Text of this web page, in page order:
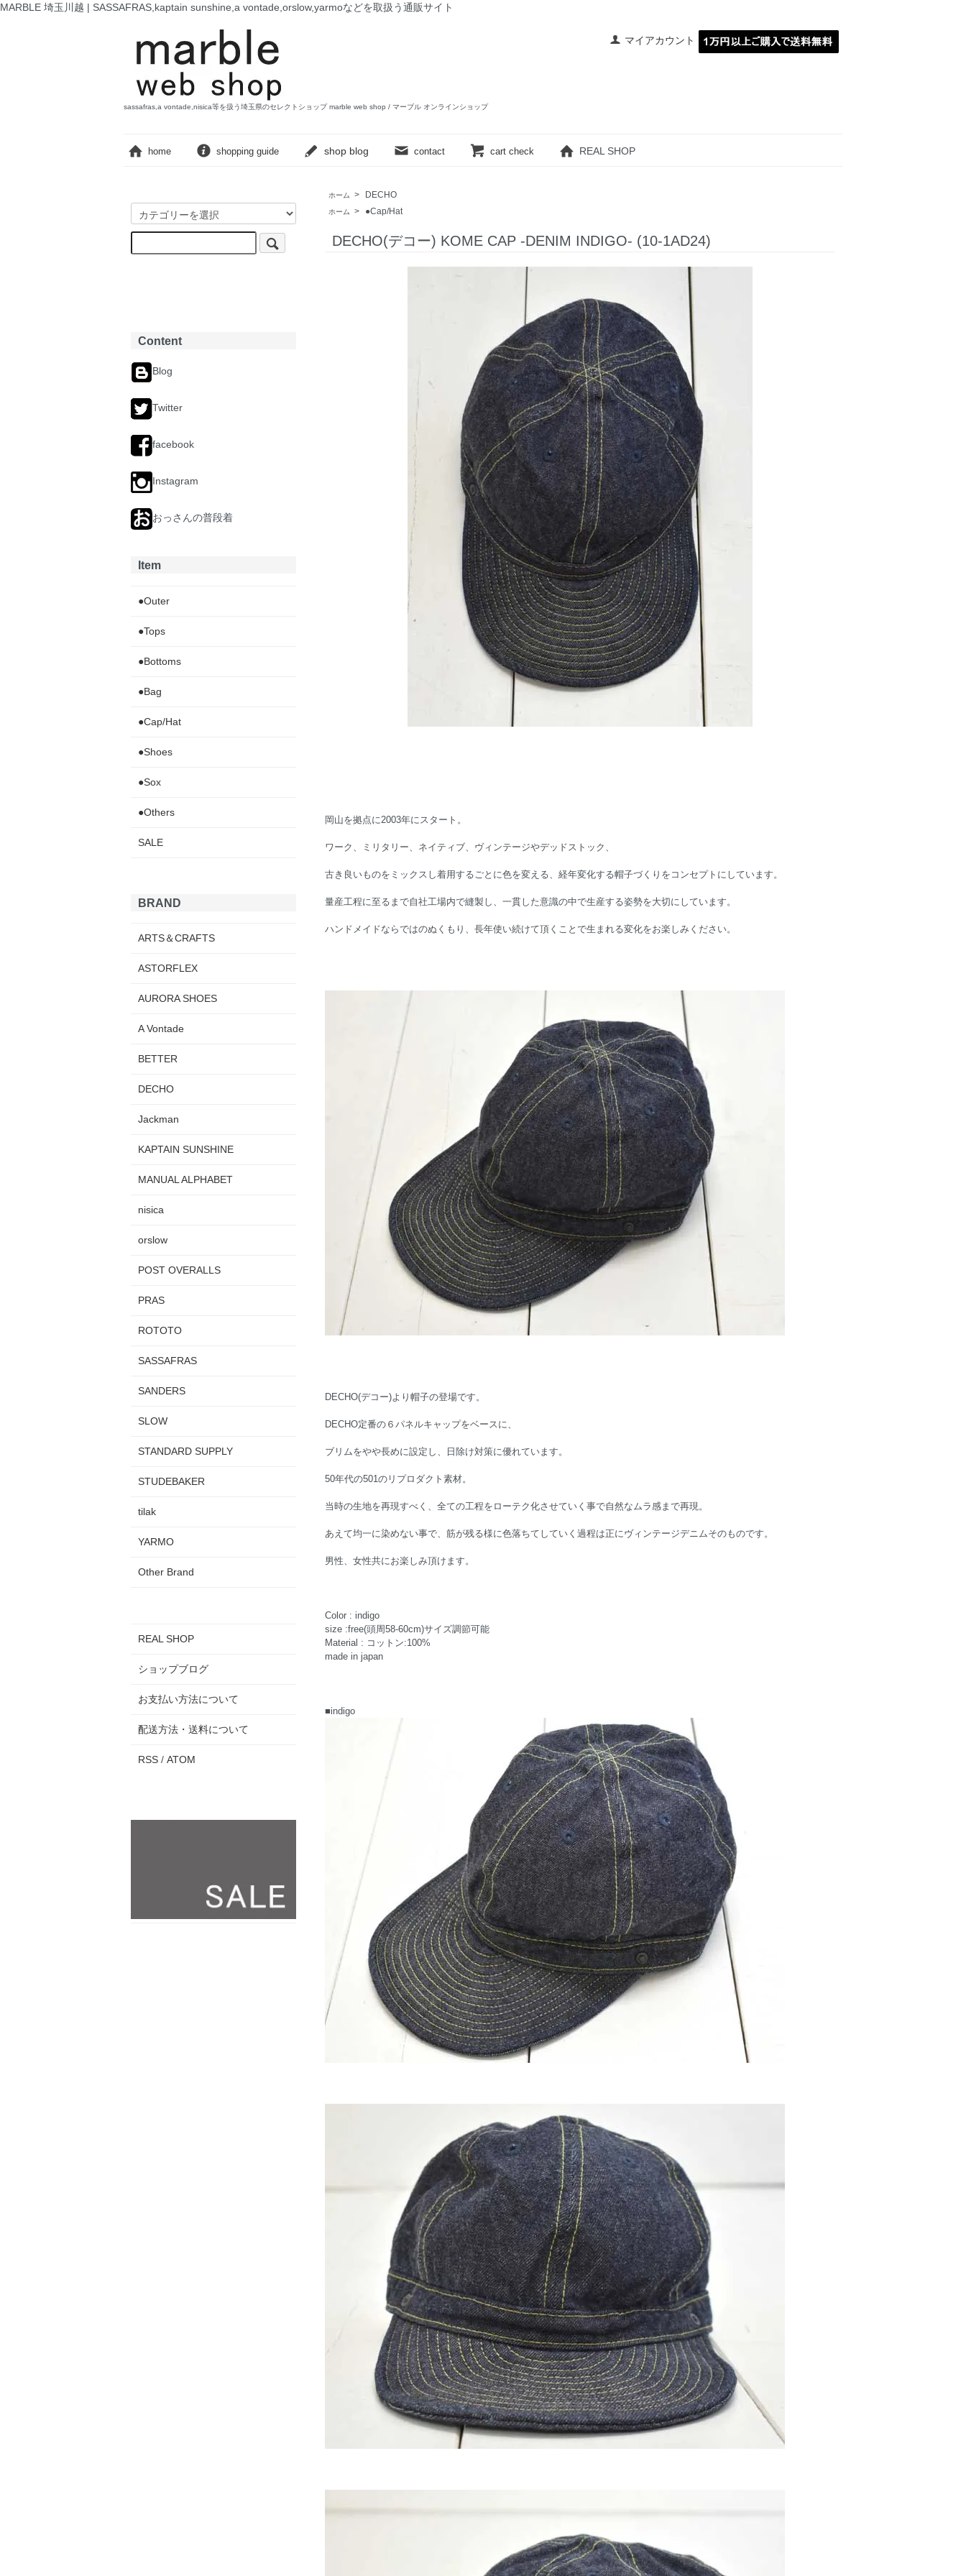
MARBLE 埼玉川越 | SASSAFRAS,kaptain sunshine,a vontade,orslow,yarmoなどを取扱う通販サイト
マイアカウント
sassafras,a vontade,nisica等を扱う埼玉県のセレクトショップ marble web shop / マーブル オンラインショップ
home shopping guide shop blog contact cart check REAL SHOP
ホーム > DECHO
ホーム > ●Cap/Hat
DECHO(デコー) KOME CAP -DENIM INDIGO- (10-1AD24)
岡山を拠点に2003年にスタート。
ワーク、ミリタリー、ネイティブ、ヴィンテージやデッドストック、
古き良いものをミックスし着用するごとに色を変える、経年変化する帽子づくりをコンセプトにしています。
量産工程に至るまで自社工場内で縫製し、一貫した意識の中で生産する姿勢を大切にしています。
ハンドメイドならではのぬくもり、長年使い続けて頂くことで生まれる変化をお楽しみください。
DECHO(デコー)より帽子の登場です。
DECHO定番の６パネルキャップをベースに、
ブリムをやや長めに設定し、日除け対策に優れています。
50年代の501のリプロダクト素材。
当時の生地を再現すべく、全ての工程をローテク化させていく事で自然なムラ感まで再現。
あえて均一に染めない事で、筋が残る様に色落ちてしていく過程は正にヴィンテージデニムそのものです。
男性、女性共にお楽しみ頂けます。
Color : indigo
size :free(頭周58-60cm)サイズ調節可能
Material : コットン:100%
made in japan
■indigo
Content
Blog
Twitter
facebook
Instagram
おっさんの普段着
Item
●Outer
●Tops
●Bottoms
●Bag
●Cap/Hat
●Shoes
●Sox
●Others
SALE
BRAND
ARTS＆CRAFTS
ASTORFLEX
AURORA SHOES
A Vontade
BETTER
DECHO
Jackman
KAPTAIN SUNSHINE
MANUAL ALPHABET
nisica
orslow
POST OVERALLS
PRAS
ROTOTO
SASSAFRAS
SANDERS
SLOW
STANDARD SUPPLY
STUDEBAKER
tilak
YARMO
Other Brand
REAL SHOP
ショップブログ
お支払い方法について
配送方法・送料について
RSS / ATOM